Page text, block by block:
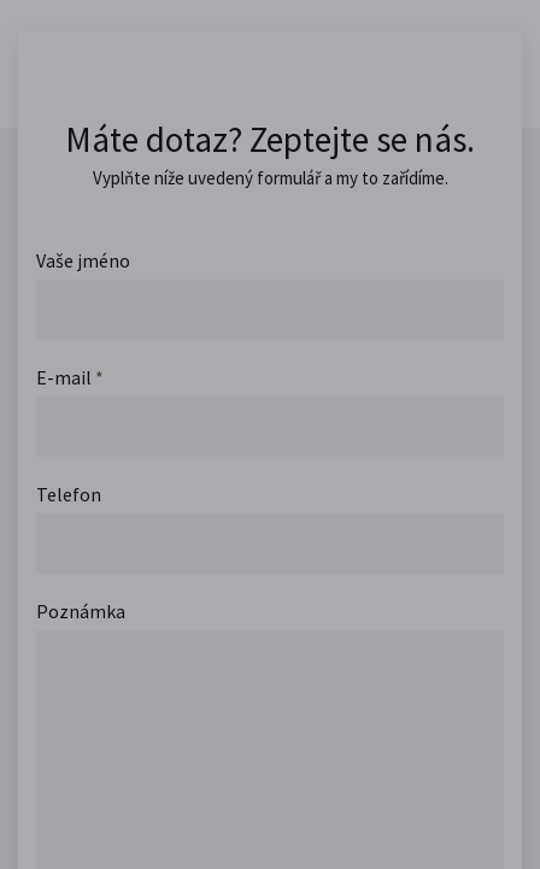
Máte dotaz? Zeptejte se nás.
Vyplňte níže uvedený formulář a my to zařídíme.
Vaše jméno
E-mail *
Telefon
Poznámka